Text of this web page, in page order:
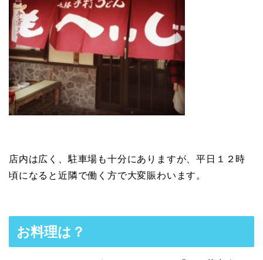
店内は広く、駐車場も十分にありますが、平日１２時
頃になると近隣で働く方で大変賑わいます。
お料理は？